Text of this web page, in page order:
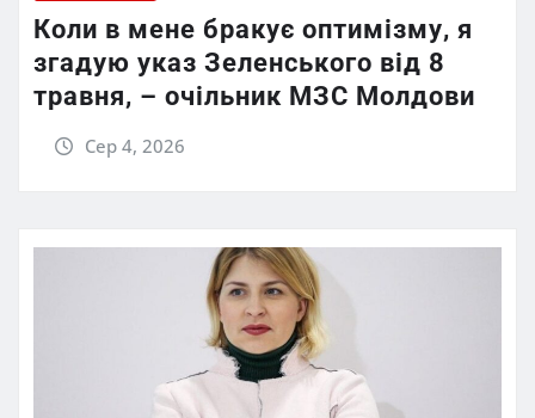
Коли в мене бракує оптимізму, я
згадую указ Зеленського від 8
травня, – очільник МЗС Молдови
Сер 4, 2026